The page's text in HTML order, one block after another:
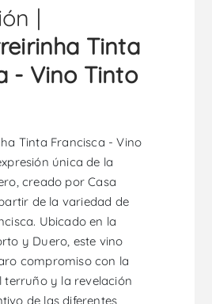
|
Tinta
- Vino Tinto
Tinta Francisca - Vino
única de la
creado por Casa
de la variedad de
Ubicado en la
y Duero, este vino
compromiso con la
terruño y la revelación
de las diferentes